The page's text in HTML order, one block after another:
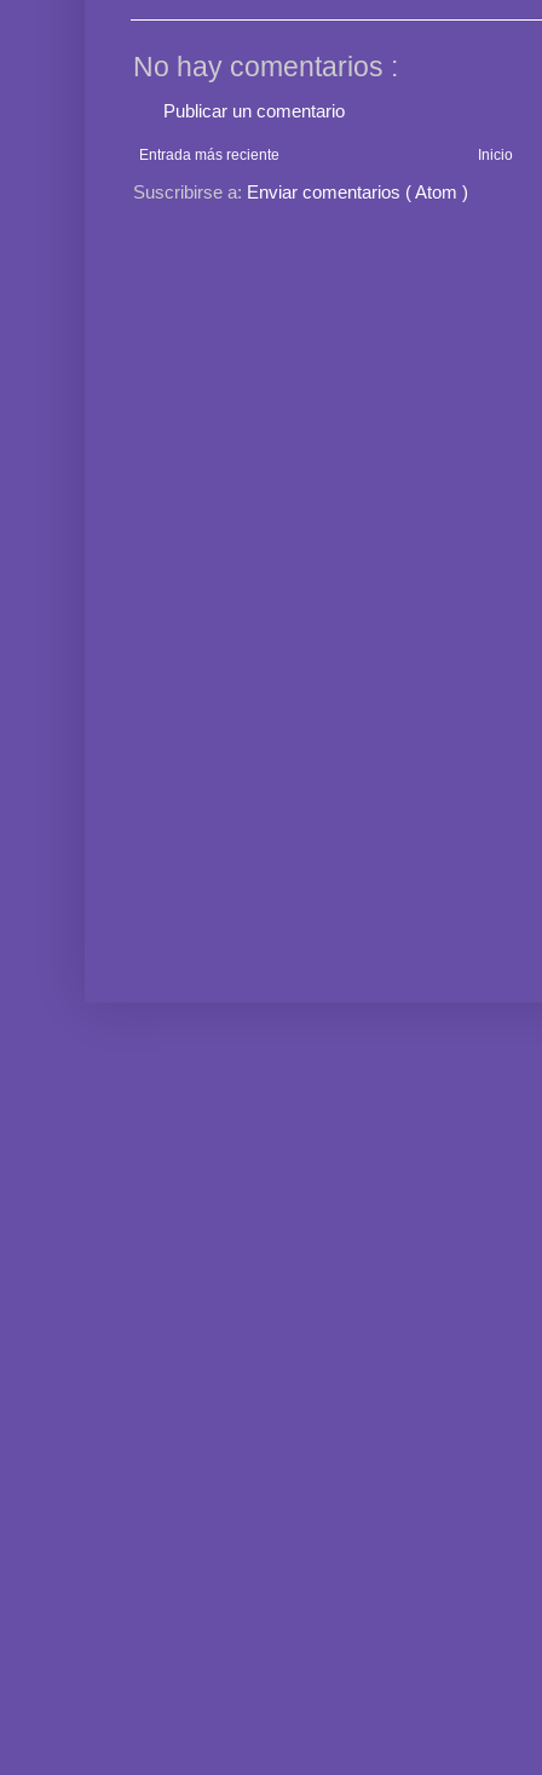
No hay comentarios :
Publicar un comentario
Entrada más reciente Inicio
Suscribirse a: Enviar comentarios ( Atom )